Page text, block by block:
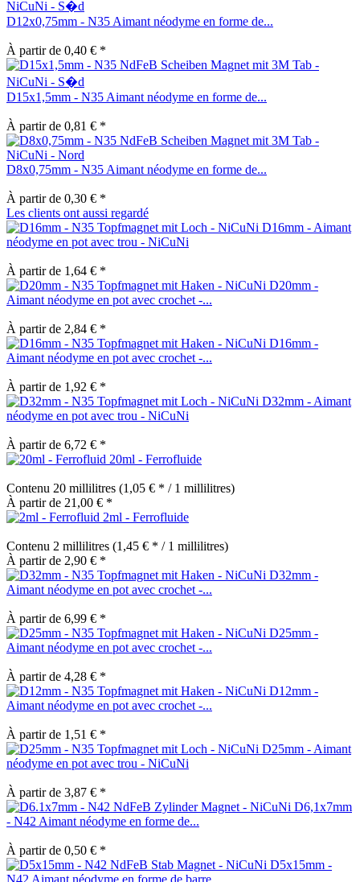
D12x0,75mm - N35 Aimant néodyme en forme de...
À partir de 0,40 € *
D15x1,5mm - N35 Aimant néodyme en forme de...
À partir de 0,81 € *
D8x0,75mm - N35 Aimant néodyme en forme de...
À partir de 0,30 € *
Les clients ont aussi regardé
D16mm - Aimant
néodyme en pot avec trou - NiCuNi
À partir de 1,64 € *
D20mm -
Aimant néodyme en pot avec crochet -...
À partir de 2,84 € *
D16mm -
Aimant néodyme en pot avec crochet -...
À partir de 1,92 € *
D32mm - Aimant
néodyme en pot avec trou - NiCuNi
À partir de 6,72 € *
20ml - Ferrofluide
Contenu 20 millilitres (1,05 € * / 1 millilitres)
À partir de 21,00 € *
2ml - Ferrofluide
Contenu 2 millilitres (1,45 € * / 1 millilitres)
À partir de 2,90 € *
D32mm -
Aimant néodyme en pot avec crochet -...
À partir de 6,99 € *
D25mm -
Aimant néodyme en pot avec crochet -...
À partir de 4,28 € *
D12mm -
Aimant néodyme en pot avec crochet -...
À partir de 1,51 € *
D25mm - Aimant
néodyme en pot avec trou - NiCuNi
À partir de 3,87 € *
D6,1x7mm
- N42 Aimant néodyme en forme de...
À partir de 0,50 € *
D5x15mm -
N42 Aimant néodyme en forme de barre...